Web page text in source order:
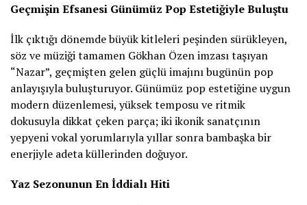
Geçmişin Efsanesi Günümüz Pop Estetiğiyle Buluştu
İlk çıktığı dönemde büyük kitleleri peşinden sürükleyen,
söz ve müziği tamamen Gökhan Özen imzası taşıyan
“Nazar”, geçmişten gelen güçlü imajını bugünün pop
anlayışıyla buluşturuyor. Günümüz pop estetiğine uygun
modern düzenlemesi, yüksek temposu ve ritmik
dokusuyla dikkat çeken parça; iki ikonik sanatçının
yepyeni vokal yorumlarıyla yıllar sonra bambaşka bir
enerjiyle adeta küllerinden doğuyor.
Yaz Sezonunun En İddialı Hiti